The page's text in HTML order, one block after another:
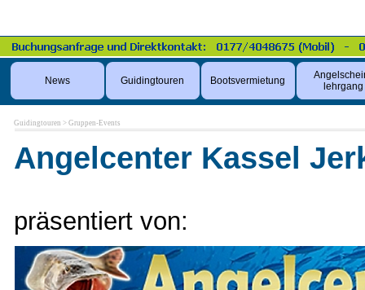
News Guidingtouren Bootsvermietung
lehrgang
Guidingtouren > Gruppen-Events
Angelcenter Kassel
präsentiert von: